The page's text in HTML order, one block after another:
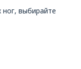
выбирайте